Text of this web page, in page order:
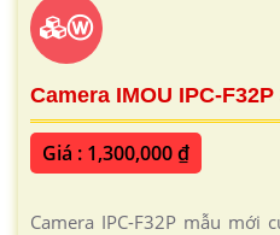
ⓦ
Camera IMOU IPC-F32P
Giá : 1,300,000 ₫
Camera IPC-F32P mẫu mới